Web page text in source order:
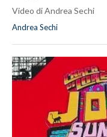
Video di Andrea Sechi
Andrea Sechi